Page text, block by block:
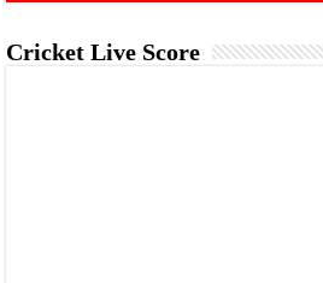
Cricket Live Score